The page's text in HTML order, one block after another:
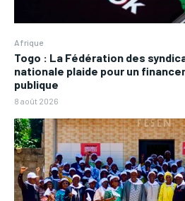
Afrique
Togo : La Fédération des
nationale plaide pour un
publique
8 août 2026